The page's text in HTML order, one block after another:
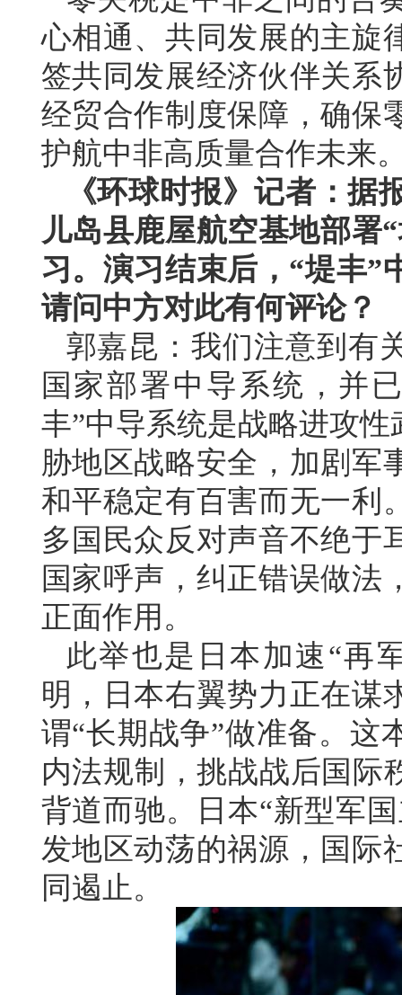
心相通、共同发展的主旋
签共同发展经济伙伴关系
经贸合作制度保障，确保
护航中非高质量合作未来
《环球时报》记者：据
儿岛县鹿屋航空基地部署
习。演习结束后，“堤丰”
请问中方对此有何评论？
郭嘉昆：我们注意到有
国家部署中导系统，并
丰”中导系统是战略进攻
胁地区战略安全，加剧军
和平稳定有百害而无一利
多国民众反对声音不绝于
国家呼声，纠正错误做法
正面作用。
此举也是日本加速“再
明，日本右翼势力正在谋
谓“长期战争”做准备。这
内法规制，挑战战后国际
背道而驰。日本“新型军
发地区动荡的祸源，国际
同遏止。